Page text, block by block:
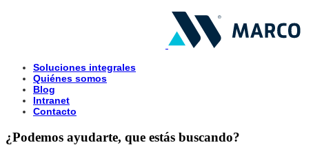
Soluciones integrales
Quiénes somos
Blog
Intranet
Contacto
¿Podemos ayudarte, que estás buscando?